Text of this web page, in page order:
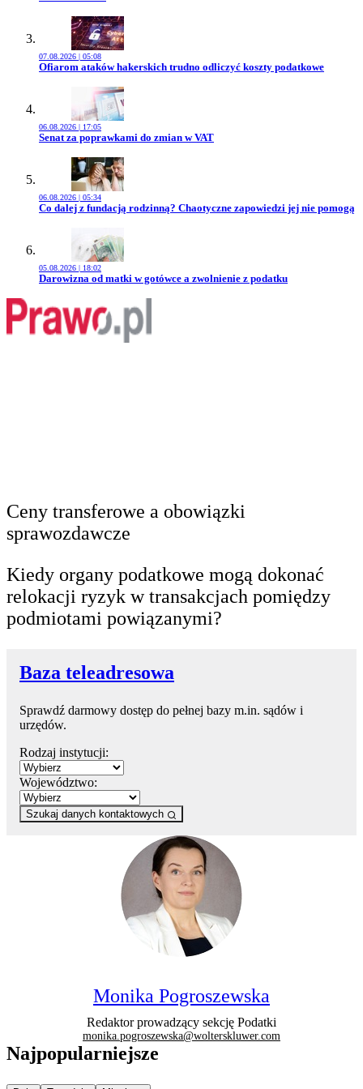
07.08.2026 | 05:08
Przejdź do artykułu:
Ofiarom ataków hakerskich trudno odliczyć koszty podatkowe
06.08.2026 | 17:05
Przejdź do artykułu:
Senat za poprawkami do zmian w VAT
06.08.2026 | 05:34
Przejdź do artykułu:
Co dalej z fundacją rodzinną? Chaotyczne zapowiedzi jej nie pomogą
05.08.2026 | 18:02
Przejdź do artykułu:
Darowizna od matki w gotówce a zwolnienie z podatku
Ceny transferowe a obowiązki
sprawozdawcze
Kiedy organy podatkowe mogą dokonać
relokacji ryzyk w transakcjach pomiędzy
podmiotami powiązanymi?
Baza teleadresowa
Sprawdź darmowy dostęp do pełnej bazy m.in. sądów i
urzędów.
Rodzaj instytucji:
Województwo:
Szukaj danych kontaktowych
Monika Pogroszewska
Redaktor prowadzący sekcję Podatki
monika.pogroszewska@wolterskluwer.com
Najpopularniejsze